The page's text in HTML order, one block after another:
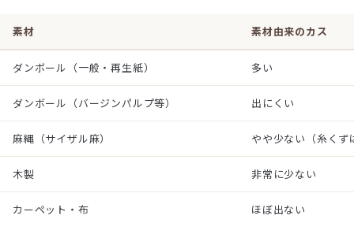
素材 素材由来のカス
ダンボール（一般・再生紙） 多い
ダンボール（バージンパルプ等） 出にくい
麻縄（サイザル麻） やや少ない（糸くず
木製 非常に少ない
カーペット・布 ほぼ出ない